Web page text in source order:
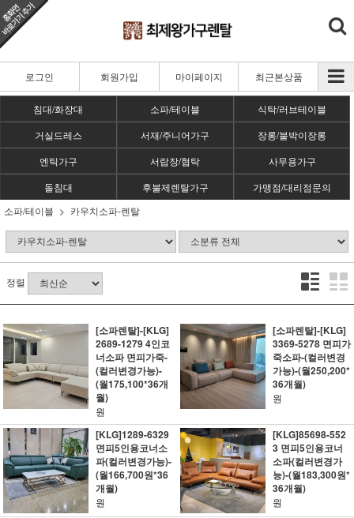
로그인 회원가입 마이페이지 최근본상품
침대/화장대 소파/테이블
식탁/러브테이블
거실드레스
서재/주니어가구
장롱/붙박이장롱
엔틱가구
서랍장/협탁
사무용가구
돌침대
후불제렌탈가구
가맹점/대리점문의
소파/테이블
카우치소파-렌탈
정렬
[소파렌탈]-[KLG]
2689-1279 4인코
너소파 면피가죽-
(컬러변경가능)-
(월175,100*36개
월)
원
[소파렌탈]-[KLG]
3369-5278 면피가
죽소파-(컬러변경
가능)-(월250,200*
36개월)
원
[KLG]1289-6329
면피5인용코너소
파(컬러변경가능)-
(월166,700원*36
개월)
원
[KLG]85698-552
3 면피5인용코너
소파(컬러변경가
능)-(월183,300원*
36개월)
원